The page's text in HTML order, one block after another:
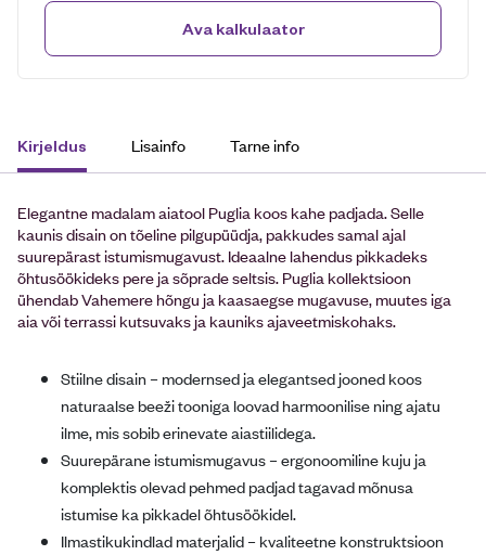
Ava kalkulaator
Kirjeldus Lisainfo Tarne info
Elegantne madalam aiatool Puglia koos kahe padjada. Selle
kaunis disain on tõeline pilgupüüdja, pakkudes samal ajal
suurepärast istumismugavust. Ideaalne lahendus pikkadeks
õhtusöökideks pere ja sõprade seltsis. Puglia kollektsioon
ühendab Vahemere hõngu ja kaasaegse mugavuse, muutes iga
aia või terrassi kutsuvaks ja kauniks ajaveetmiskohaks.
Stiilne disain – modernsed ja elegantsed jooned koos
naturaalse beeži tooniga loovad harmoonilise ning ajatu
ilme, mis sobib erinevate aiastiilidega.
Suurepärane istumismugavus – ergonoomiline kuju ja
komplektis olevad pehmed padjad tagavad mõnusa
istumise ka pikkadel õhtusöökidel.
Ilmastikukindlad materjalid – kvaliteetne konstruktsioon